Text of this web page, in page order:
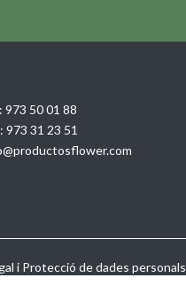
973 50 01 88
973 31 23 51
i Protecció de dades personals